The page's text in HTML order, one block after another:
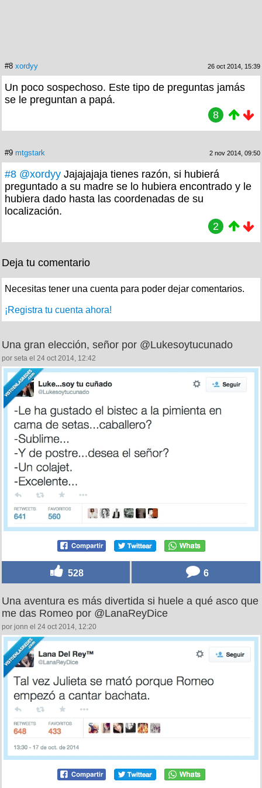
#8 xordyy 26 oct 2014, 15:39
Un poco sospechoso. Este tipo de preguntas jamás
se le preguntan a papá.
8
#9 mtgstark 2 nov 2014, 09:50
#8 @xordyy Jajajajaja tienes razón, si hubierá
preguntado a su madre se lo hubiera encontrado y le
hubiera dado hasta las coordenadas de su
localización.
2
Deja tu comentario
Necesitas tener una cuenta para poder dejar comentarios.
¡Registra tu cuenta ahora!
Una gran elección, señor por @Lukesoytucunado
por seta el 24 oct 2014, 12:42
528 6
Una aventura es más divertida si huele a qué asco que
me das Romeo por @LanaReyDice
por jonn el 24 oct 2014, 12:20